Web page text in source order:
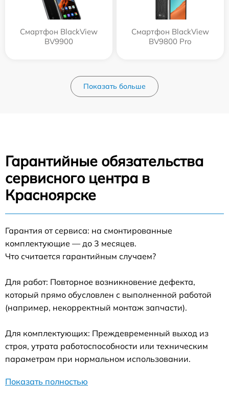
Смартфон BlackView
BV9900
Смартфон BlackView
BV9800 Pro
Показать больше
Гарантийные обязательства
сервисного центра в
Красноярске
Гарантия от сервиса: на смонтированные
комплектующие — до 3 месяцев.
Что считается гарантийным случаем?
Для работ: Повторное возникновение дефекта,
который прямо обусловлен с выполненной работой
(например, некорректный монтаж запчасти).
Для комплектующих: Преждевременный выход из
строя, утрата работоспособности или техническим
параметрам при нормальном использовании.
Показать полностью